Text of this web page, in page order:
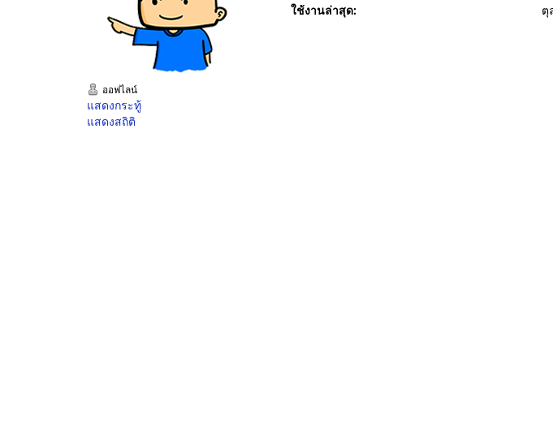
ออฟไลน์
แสดงกระทู้
แสดงสถิติ
ใช้งานล่าสุด:
ตุ